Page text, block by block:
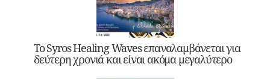
Το Syros Healing Waves επαναλαμβάνεται για
δεύτερη χρονιά και είναι ακόμα μεγαλύτερο